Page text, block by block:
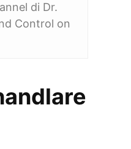
di Dr.
Control on